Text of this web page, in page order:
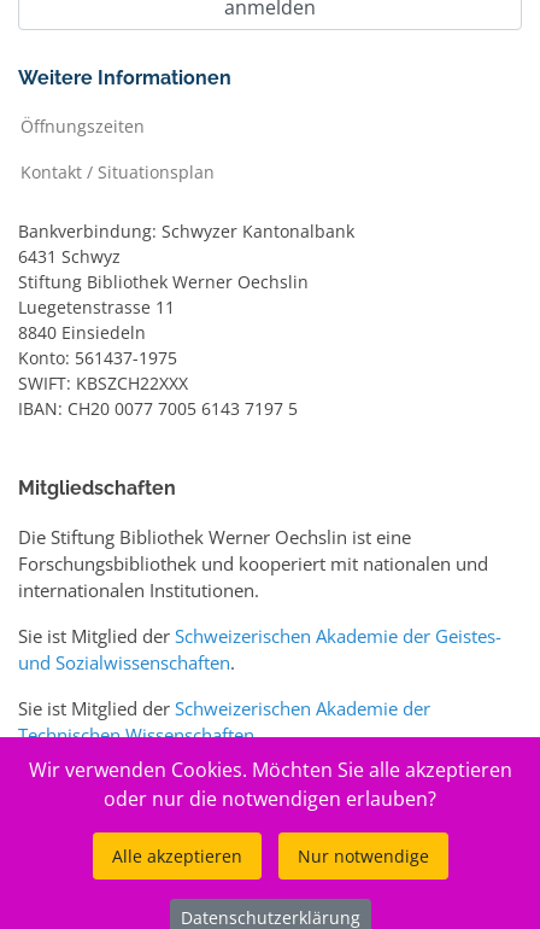
Weitere Informationen
Öffnungszeiten
Kontakt / Situationsplan
Bankverbindung: Schwyzer Kantonalbank
6431 Schwyz
Stiftung Bibliothek Werner Oechslin
Luegetenstrasse 11
8840 Einsiedeln
Konto: 561437-1975
SWIFT: KBSZCH22XXX
IBAN: CH20 0077 7005 6143 7197 5
Mitgliedschaften
Die Stiftung Bibliothek Werner Oechslin ist eine
Forschungsbibliothek und kooperiert mit nationalen und
internationalen Institutionen.
Sie ist Mitglied der Schweizerischen Akademie der Geistes-
und Sozialwissenschaften.
Sie ist Mitglied der Schweizerischen Akademie der
Technischen Wissenschaften.
Sie ist zudem Mitglied des Schweizer Portalswww.sciences-
Stiftung Bibliothek Werner Oechslin
Wir verwenden Cookies. Möchten Sie alle akzeptieren
oder nur die notwendigen erlauben?
Alle akzeptieren Nur notwendige
Datenschutzerklärung